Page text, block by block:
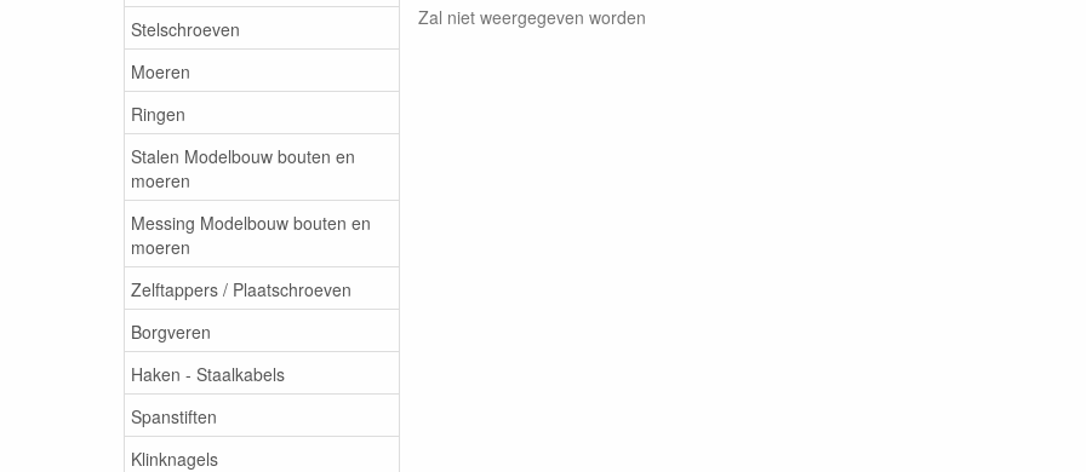
Stelschroeven
Moeren
Ringen
Stalen Modelbouw bouten en
moeren
Messing Modelbouw bouten en
moeren
Zelftappers / Plaatschroeven
Borgveren
Haken - Staalkabels
Spanstiften
Klinknagels
Zal niet weergegeven worden